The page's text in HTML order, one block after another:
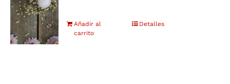
Añadir al
carrito
Detalles